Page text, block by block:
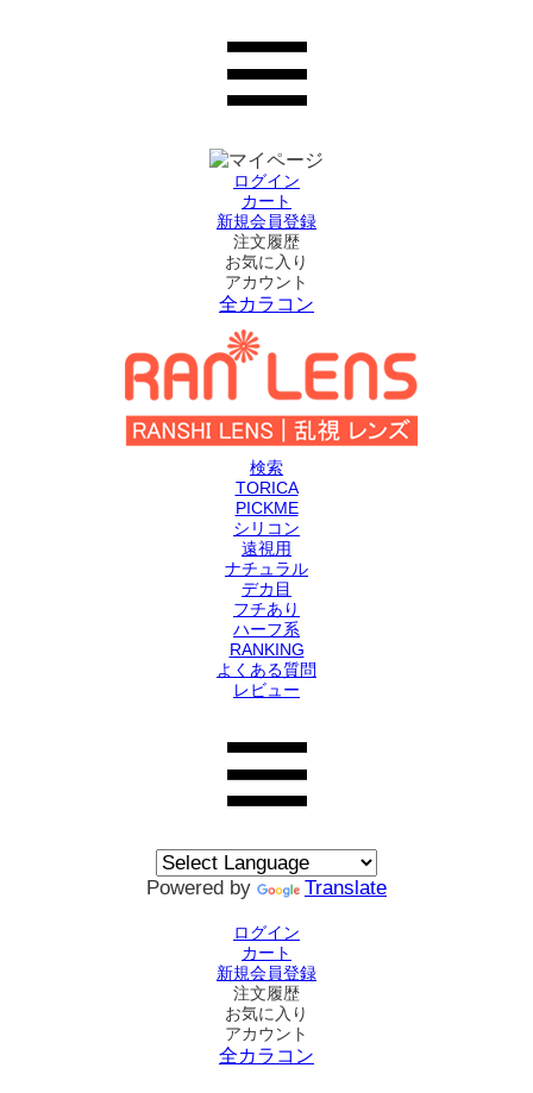
ログイン
カート
新規会員登録
注文履歴
お気に入り
アカウント
全カラコン
検索
TORICA
PICKME
シリコン
遠視用
ナチュラル
デカ目
フチあり
ハーフ系
RANKING
よくある質問
レビュー
Powered by Translate
ログイン
カート
新規会員登録
注文履歴
お気に入り
アカウント
全カラコン